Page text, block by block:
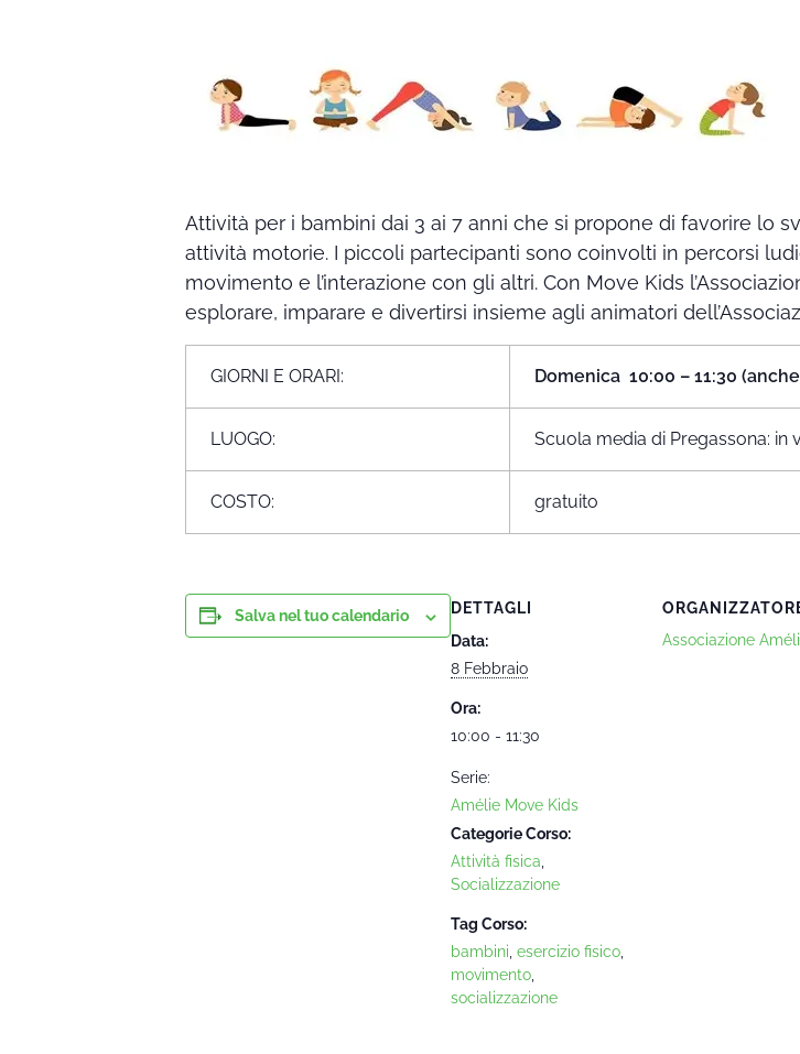
Attività per i bambini dai 3 ai 7 anni che si propone di favorire lo
attività motorie. I piccoli partecipanti sono coinvolti in percorsi
movimento e l’interazione con gli altri. Con Move Kids
esplorare, imparare e divertirsi insieme agli animatori
GIORNI E ORARI: Domenica 10:00 – 11:30
LUOGO: Scuola media di Pregassona: in
COSTO: gratuito
Salva nel tuo calendario
DETTAGLI
Data:
8 Febbraio
Ora:
10:00 - 11:30
Serie:
Amélie Move Kids
Categorie Corso:
Attività fisica
Socializzazione
Tag Corso:
bambini esercizio fisico
movimento
socializzazione
Associazione